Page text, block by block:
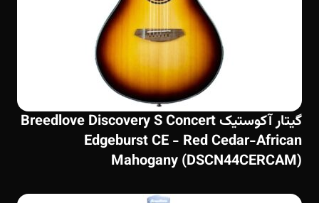
گیتار آکوستیک Breedlove Discovery S Concert
Edgeburst CE - Red Cedar-African
Mahogany (DSCN44CERCAM)